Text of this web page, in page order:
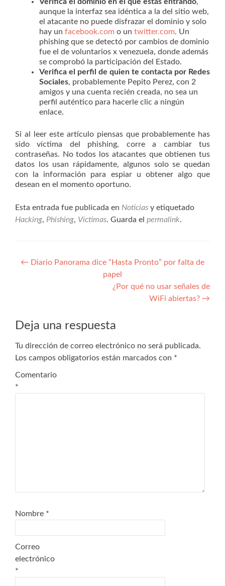
aunque la interfaz sea idéntica a la del sitio web,
el atacante no puede disfrazar el dominio y solo
hay un facebook.com o un twitter.com. Un
phishing que se detectó por cambios de dominio
fue el de voluntarios x venezuela, donde además
se comprobó la participación del Estado.
Verifica el perfil de quien te contacta por Redes
Sociales, probablemente Pepito Perez, con 2
amigos y una cuenta recién creada, no sea un
perfil auténtico para hacerle clic a ningún
enlace.
Si al leer este artículo piensas que probablemente has
sido víctima del phishing, corre a cambiar tus
contraseñas. No todos los atacantes que obtienen tus
datos los usan rápidamente, algunos solo se quedan
con la información para espiar u obtener algo que
desean en el momento oportuno.
Esta entrada fue publicada en Noticias y etiquetado
Hacking, Phishing, Víctimas. Guarda el permalink.
Navegación
← Diario Panorama dice “Hasta Pronto” por falta de
papel
¿Por qué no usar señales de
WiFi abiertas? →
Deja una respuesta
Tu dirección de correo electrónico no será publicada.
Los campos obligatorios están marcados con *
Comentario
*
Nombre *
Correo
electrónico
*